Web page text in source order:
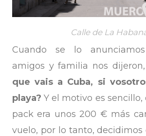
Calle de La
Cuando se lo
amigos y familia nos dijeron,
que vais a Cuba, si
playa? Y el motivo es
pack era unos 200 € más
vuelo, por lo tanto,